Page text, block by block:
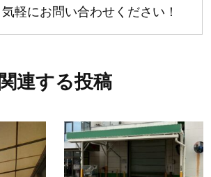
気軽にお問い合わせください！
関連する投稿